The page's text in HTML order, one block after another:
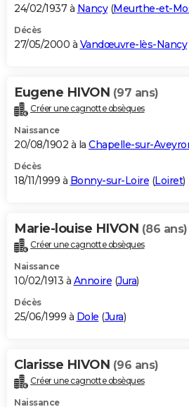
24/02/1937 à Nancy(Meurthe-et-
Décès
27/05/2000 à Vandœuvre-lès-Nancy
Eugene HIVON (97 ans)
Créer une cagnotte obsèques
Naissance
20/08/1902 à la Chapelle-sur-
Décès
18/11/1999 à Bonny-sur-Loire (Loiret)
Marie-louise HIVON (86 ans)
Créer une cagnotte obsèques
Naissance
10/02/1913 à Annoire (Jura)
Décès
25/06/1999 à Dole (Jura)
Clarisse HIVON (96 ans)
Créer une cagnotte obsèques
Naissance